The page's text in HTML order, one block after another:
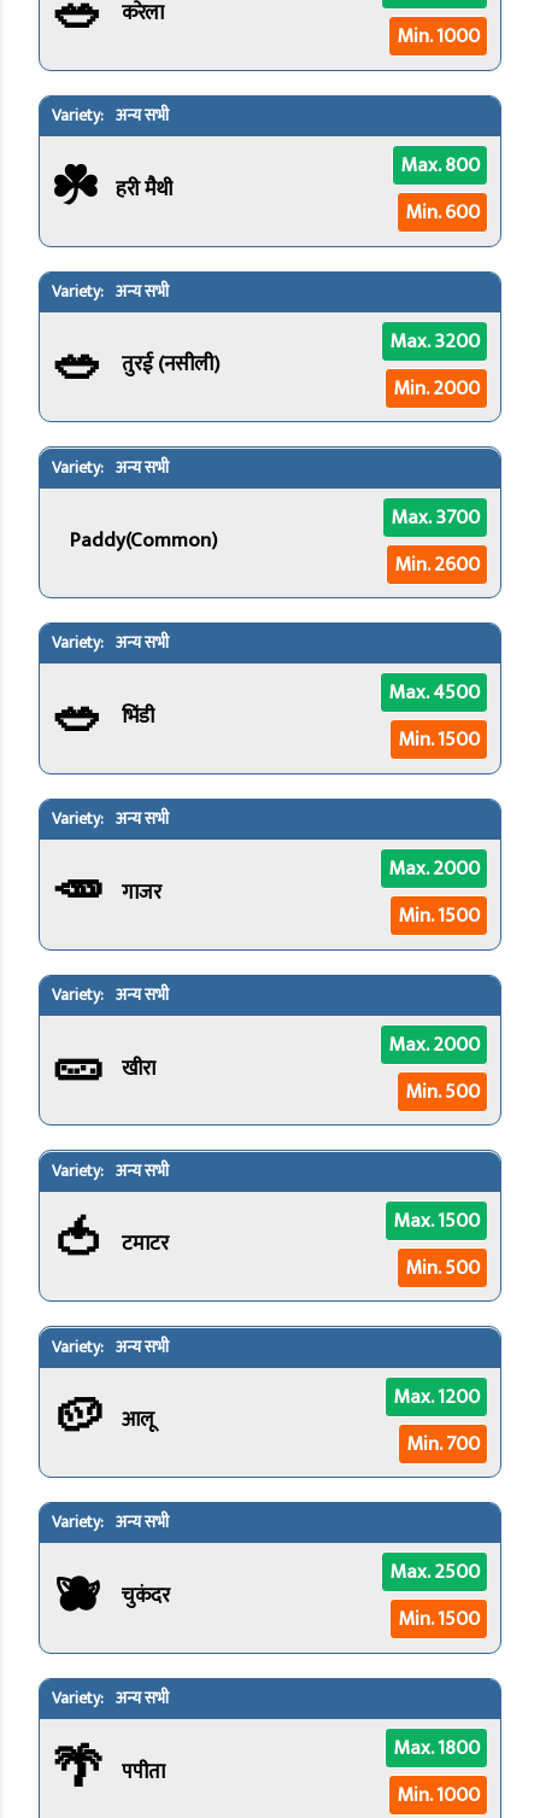
करेला
Min. 1000
अन्य सभी
☘️ हरी मैथी
Max. 800
Min. 600
अन्य सभी
🥗 तुरई (नसीली)
Max. 3200
Min. 2000
अन्य सभी
Paddy(Common)
Max. 3700
Min. 2600
अन्य सभी
🥗 भिंडी
Max. 4500
Min. 1500
अन्य सभी
🥕 गाजर
Max. 2000
Min. 1500
अन्य सभी
🥒 खीरा
Max. 2000
Min. 500
अन्य सभी
🍅 टमाटर
Max. 1500
Min. 500
अन्य सभी
🥔 आलू
Max. 1200
Min. 700
अन्य सभी
🫐 चुकंदर
Max. 2500
Min. 1500
अन्य सभी
🌴 पपीता
Max. 1800
Min. 1000